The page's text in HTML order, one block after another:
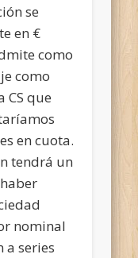
se
en €
como
como
CS que
en cuota.
tendrá un
nominal
a series